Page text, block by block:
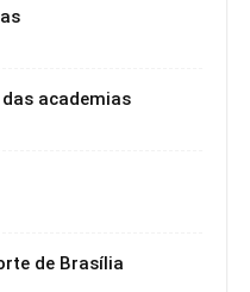
academias
de Brasília